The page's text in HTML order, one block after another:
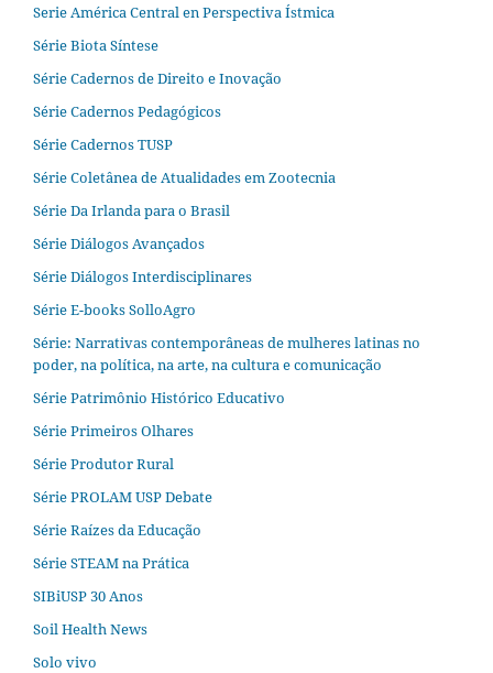
Serie América Central en Perspectiva Ístmica
Série Biota Síntese
Série Cadernos de Direito e Inovação
Série Cadernos Pedagógicos
Série Cadernos TUSP
Série Coletânea de Atualidades em Zootecnia
Série Da Irlanda para o Brasil
Série Diálogos Avançados
Série Diálogos Interdisciplinares
Série E-books SolloAgro
Série: Narrativas contemporâneas de mulheres latinas no
poder, na política, na arte, na cultura e comunicação
Série Patrimônio Histórico Educativo
Série Primeiros Olhares
Série Produtor Rural
Série PROLAM USP Debate
Série Raízes da Educação
Série STEAM na Prática
SIBiUSP 30 Anos
Soil Health News
Solo vivo